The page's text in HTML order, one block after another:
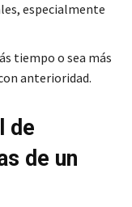
especialmente
tiempo o sea más
anterioridad.
de
de un